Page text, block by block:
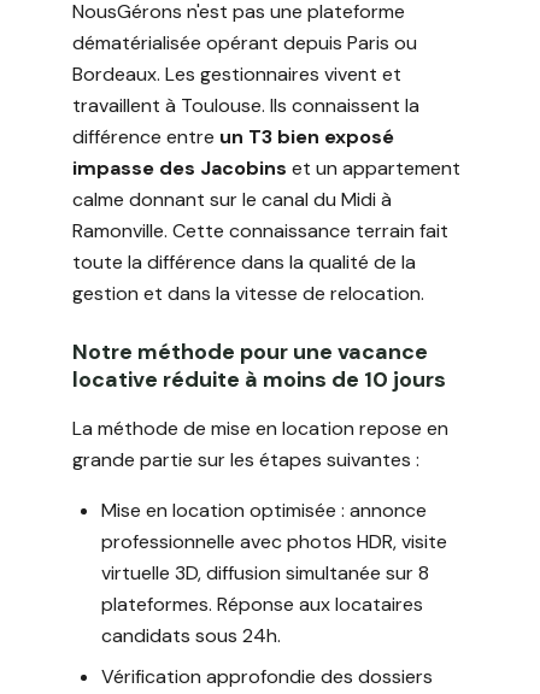
NousGérons n'est pas une plateforme
dématérialisée opérant depuis Paris ou
Bordeaux. Les gestionnaires vivent et
travaillent à Toulouse. Ils connaissent la
différence entre un T3 bien exposé
impasse des Jacobins et un appartement
calme donnant sur le canal du Midi à
Ramonville. Cette connaissance terrain fait
toute la différence dans la qualité de la
gestion et dans la vitesse de relocation.
Notre méthode pour une vacance
locative réduite à moins de 10 jours
La méthode de mise en location repose en
grande partie sur les étapes suivantes :
Mise en location optimisée : annonce
professionnelle avec photos HDR, visite
virtuelle 3D, diffusion simultanée sur 8
plateformes. Réponse aux locataires
candidats sous 24h.
Vérification approfondie des dossiers